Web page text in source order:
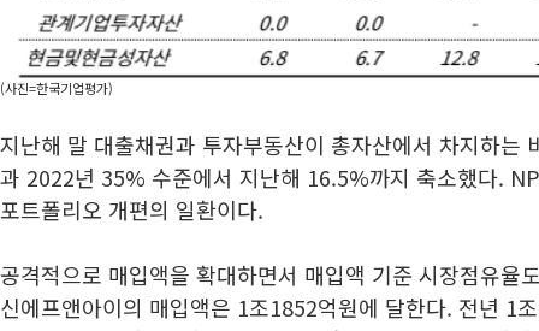
(사진=한국기업평가)
지난해 말 대출채권과 투자부동산이 총자산에서 차지하는
과 2022년 35% 수준에서 지난해 16.5%까지 축소했다.
포트폴리오 개편의 일환이다.
공격적으로 매입액을 확대하면서 매입액 기준 시장점유율
신에프앤아이의 매입액은 1조1852억원에 달한다. 전년 1